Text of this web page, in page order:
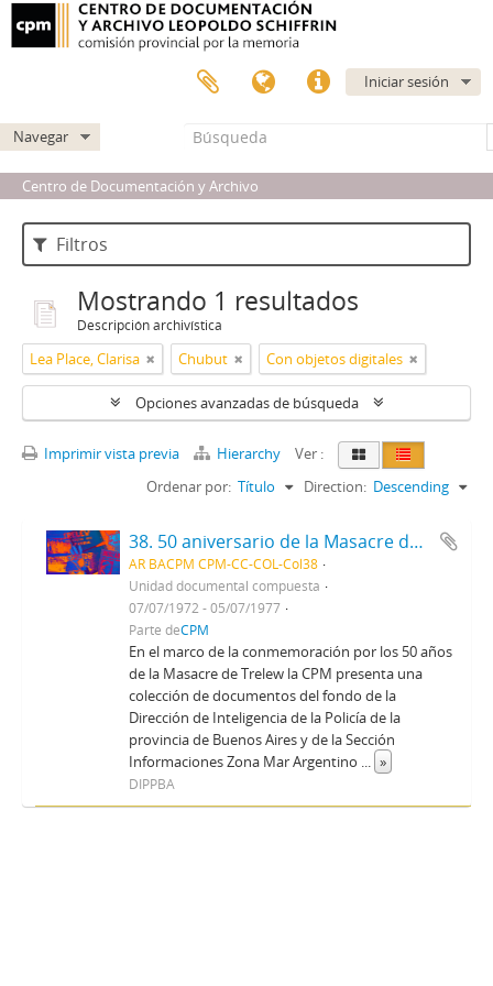
Iniciar sesión
Navegar
Centro de Documentación y Archivo
Filtros
Mostrando 1 resultados
Descripción archivística
Lea Place, Clarisa Chubut Con objetos digitales
Opciones avanzadas de búsqueda
Imprimir vista previa Hierarchy
Ver :
Ordenar por: Título Direction: Descending
38. 50 aniversario de la Masacre de Trelew
AR BACPM CPM-CC-COL-Col38
Unidad documental compuesta
07/07/1972 - 05/07/1977
Parte deCPM
En el marco de la conmemoración por los 50 años
de la Masacre de Trelew la CPM presenta una
colección de documentos del fondo de la
Dirección de Inteligencia de la Policía de la
provincia de Buenos Aires y de la Sección
Informaciones Zona Mar Argentino ... »
DIPPBA